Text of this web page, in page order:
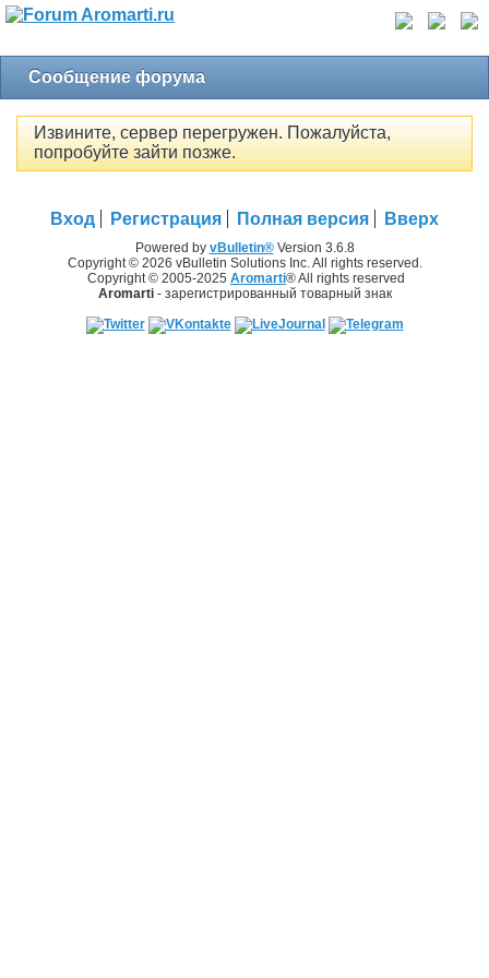
Сообщение форума
Извините, сервер перегружен. Пожалуйста,
попробуйте зайти позже.
Вход Регистрация Полная версия Вверх
Powered by vBulletin®Version 3.6.8
Copyright © 2026 vBulletin Solutions Inc. All rights reserved.
Copyright © 2005-2025 Aromarti® All rights reserved
Aromarti- зарегистрированный товарный знак